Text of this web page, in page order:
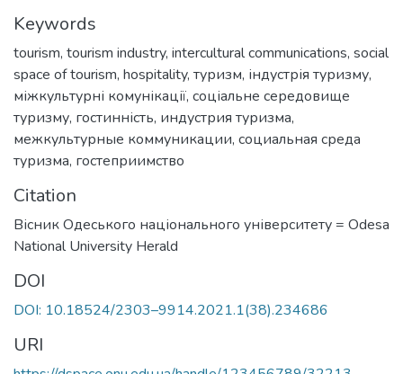
Keywords
tourism, tourism industry, intercultural communications, social
space of tourism, hospitality, туризм, індустрія туризму,
міжкультурні комунікації, соціальне середовище
туризму, гостинність, индустрия туризма,
межкультурные коммуникации, социальная среда
туризма, гостеприимство
Citation
Вісник Одеського національного університету = Odesa
National University Herald
DOI
DOI: 10.18524/2303–9914.2021.1(38).234686
URI